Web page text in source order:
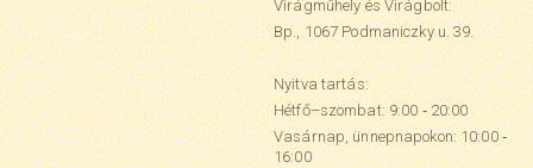
Virágműhely és Virágbolt:
Bp., 1067 Podmaniczky u. 39.
Nyitva tartás:
Hétfő–szombat: 9:00 ‑ 20:00
Vasárnap, ünnepnapokon: 10:00 ‑
16:00